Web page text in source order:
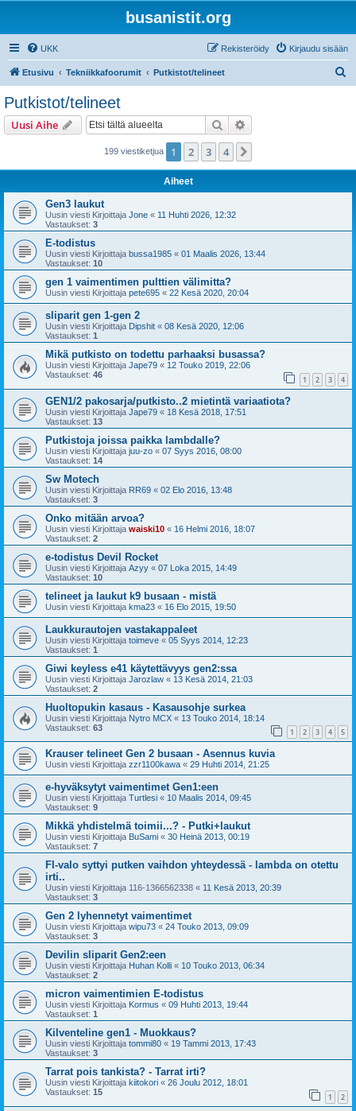
busanistit.org
UKK Kirjaudu sisään
Rekisteröidy
Etusivu Tekniikkafoorumit Putkistot/telineet
Putkistot/telineet
Uusi Aihe Etsi
199 viestiketjua 1 2 3 4
Aiheet
Gen3 laukut
Uusin viesti Kirjoittaja Jone « 11 Huhti 2026, 12:32
Vastaukset: 3
E-todistus
Uusin viesti Kirjoittaja bussa1985 « 01 Maalis 2026, 13:44
Vastaukset: 10
gen 1 vaimentimen pulttien välimitta?
Uusin viesti Kirjoittaja pete695 « 22 Kesä 2020, 20:04
sliparit gen 1-gen 2
Uusin viesti Kirjoittaja Dipshit « 08 Kesä 2020, 12:06
Vastaukset: 1
Mikä putkisto on todettu parhaaksi busassa?
Uusin viesti Kirjoittaja Jape79 « 12 Touko 2019, 22:06
Vastaukset: 46 1 2 3 4
GEN1/2 pakosarja/putkisto..2 mietintä variaatiota?
Uusin viesti Kirjoittaja Jape79 « 18 Kesä 2018, 17:51
Vastaukset: 13
Putkistoja joissa paikka lambdalle?
Uusin viesti Kirjoittaja juu-zo « 07 Syys 2016, 08:00
Vastaukset: 14
Sw Motech
Uusin viesti Kirjoittaja RR69 « 02 Elo 2016, 13:48
Vastaukset: 3
Onko mitään arvoa?
Uusin viesti Kirjoittaja waiski10 « 16 Helmi 2016, 18:07
Vastaukset: 2
e-todistus Devil Rocket
Uusin viesti Kirjoittaja Azyy « 07 Loka 2015, 14:49
Vastaukset: 10
telineet ja laukut k9 busaan - mistä
Uusin viesti Kirjoittaja kma23 « 16 Elo 2015, 19:50
Laukkurautojen vastakappaleet
Uusin viesti Kirjoittaja toimeve « 05 Syys 2014, 12:23
Vastaukset: 1
Giwi keyless e41 käytettävyys gen2:ssa
Uusin viesti Kirjoittaja Jarozlaw « 13 Kesä 2014, 21:03
Vastaukset: 2
Huoltopukin kasaus - Kasausohje surkea
Uusin viesti Kirjoittaja Nytro MCX « 13 Touko 2014, 18:14
Vastaukset: 63 1 2 3 4 5
Krauser telineet Gen 2 busaan - Asennus kuvia
Uusin viesti Kirjoittaja zzr1100kawa « 29 Huhti 2014, 21:25
e-hyväksytyt vaimentimet Gen1:een
Uusin viesti Kirjoittaja Turtlesi « 10 Maalis 2014, 09:45
Vastaukset: 9
Mikkä yhdistelmä toimii...? - Putki+laukut
Uusin viesti Kirjoittaja BuSami « 30 Heinä 2013, 00:19
Vastaukset: 7
FI-valo syttyi putken vaihdon yhteydessä - lambda on otettu
irti..
Uusin viesti Kirjoittaja 116-1366562338 « 11 Kesä 2013, 20:39
Vastaukset: 3
Gen 2 lyhennetyt vaimentimet
Uusin viesti Kirjoittaja wipu73 « 24 Touko 2013, 09:09
Vastaukset: 3
Devilin sliparit Gen2:een
Uusin viesti Kirjoittaja Huhan Kolli « 10 Touko 2013, 06:34
Vastaukset: 2
micron vaimentimien E-todistus
Uusin viesti Kirjoittaja Kormus « 09 Huhti 2013, 19:44
Vastaukset: 1
Kilventeline gen1 - Muokkaus?
Uusin viesti Kirjoittaja tommi80 « 19 Tammi 2013, 17:43
Vastaukset: 3
Tarrat pois tankista? - Tarrat irti?
Uusin viesti Kirjoittaja kiitokori « 26 Joulu 2012, 18:01
Vastaukset: 15 1 2